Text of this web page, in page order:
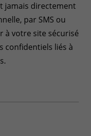
jamais directement
par SMS ou
à votre site sécurisé
confidentiels liés à